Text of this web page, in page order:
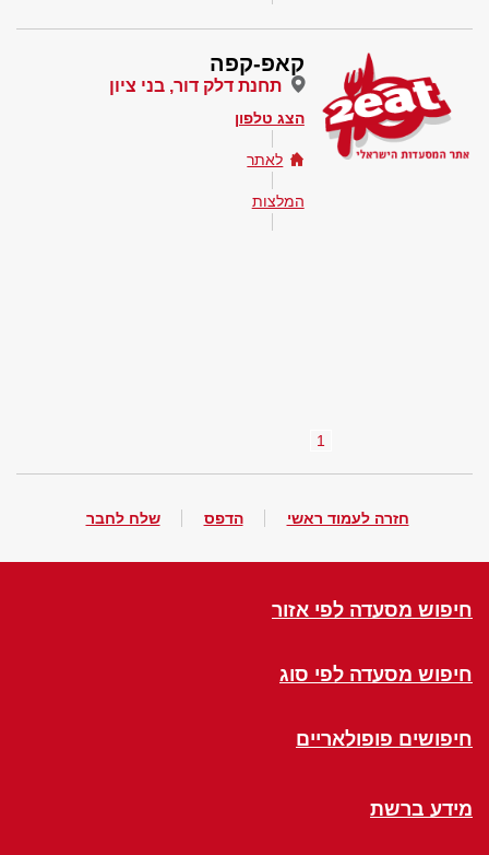
קאפ-קפה
תחנת דלק דור, בני ציון
הצג טלפון
לאתר
המלצות
1
חזרה לעמוד ראשי הדפס שלח לחבר
חיפוש מסעדה לפי אזור
חיפוש מסעדה לפי סוג
חיפושים פופולאריים
מידע ברשת